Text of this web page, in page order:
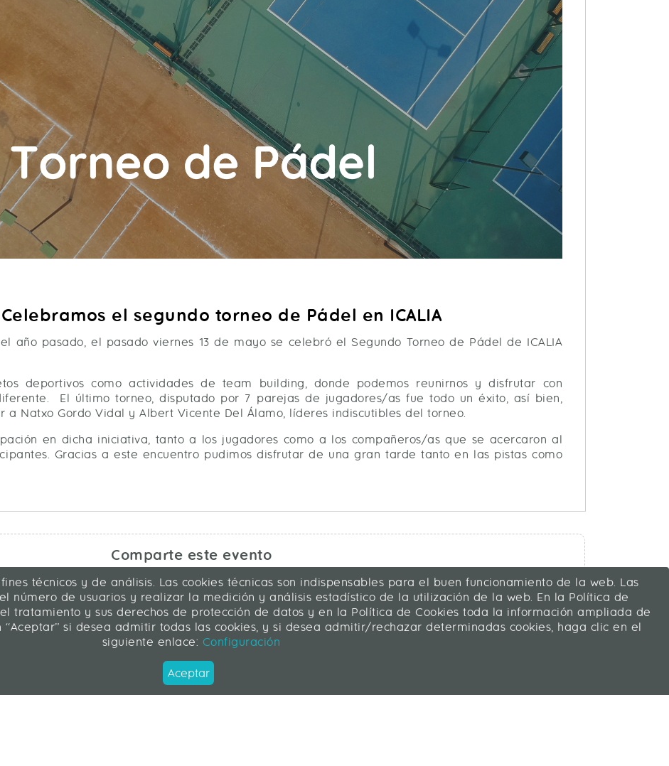
el segundo torneo de Pádel en ICALIA
año pasado, el pasado viernes 13 de mayo se celebró el Segundo Torneo de Pádel de ICALIA
deportivos como actividades de team building, donde podemos reunirnos y disfrutar con
El último torneo, disputado por 7 parejas de jugadores/as fue todo un éxito, así bien,
a Natxo Gordo Vidal y Albert Vicente Del Álamo, líderes indiscutibles del torneo.
en dicha iniciativa, tanto a los jugadores como a los compañeros/as que se acercaron al
Gracias a este encuentro pudimos disfrutar de una gran tarde tanto en las pistas como
Comparte este evento
técnicos y de análisis. Las cookies técnicas son indispensables para el buen funcionamiento de la web. Las
número de usuarios y realizar la medición y análisis estadístico de la utilización de la web. En la Política de
tratamiento y sus derechos de protección de datos y en la Política de Cookies toda la información ampliada de
si desea admitir todas las cookies, y si desea admitir/rechazar determinadas cookies, haga clic en el
siguiente enlace: Configuración
Aceptar